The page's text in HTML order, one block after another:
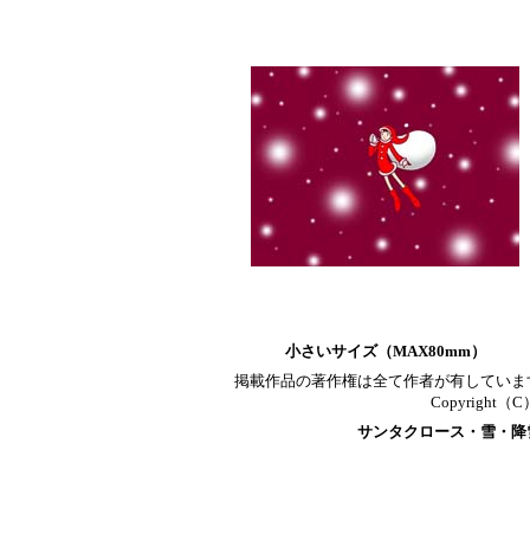
小さいサイズ（MAX80mm）
掲載作品の著作権は全て作者が有してい
Copyright（C
サンタクロース・雪・